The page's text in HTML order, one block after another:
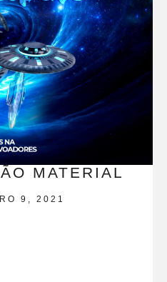
MATERIAL
9, 2021